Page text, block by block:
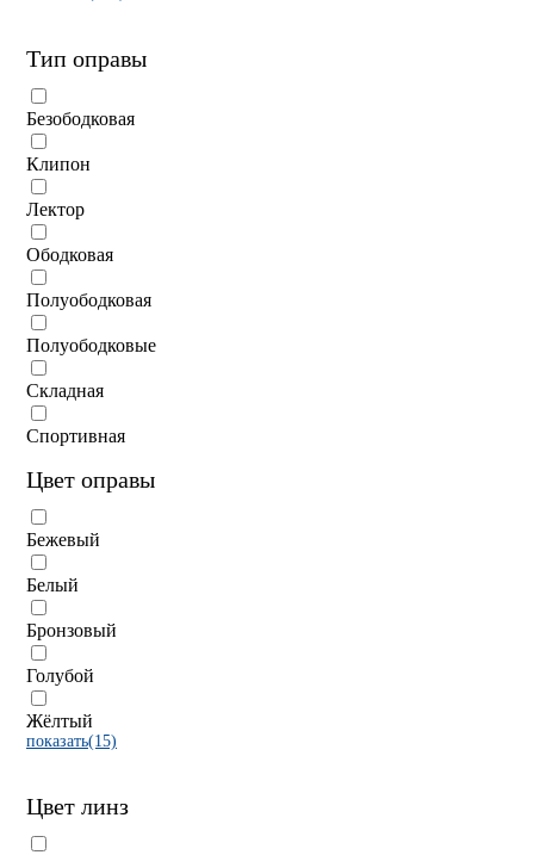
Тип оправы
Безободковая
Клипон
Лектор
Ободковая
Полуободковая
Полуободковые
Складная
Спортивная
Цвет оправы
Бежевый
Белый
Бронзовый
Голубой
Жёлтый
показать(15)
Цвет линз